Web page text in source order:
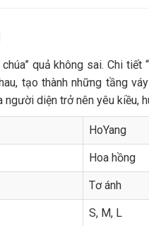
quả không sai. Chi tiết
tạo thành những tầng
diện trở nên yêu kiều,
HoYang
Hoa hồng
Tơ ánh
S, M, L